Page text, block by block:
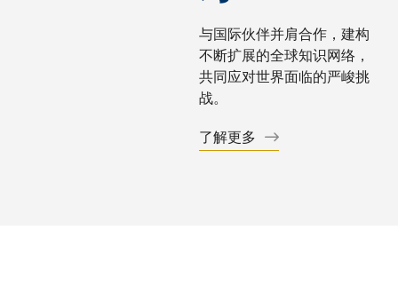
与国际伙伴并肩合作，建构
不断扩展的全球知识网络，
共同应对世界面临的严峻挑
战。
了解更多